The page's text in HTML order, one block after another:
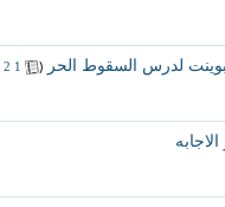
لدرس السقوط الحر (
1
2